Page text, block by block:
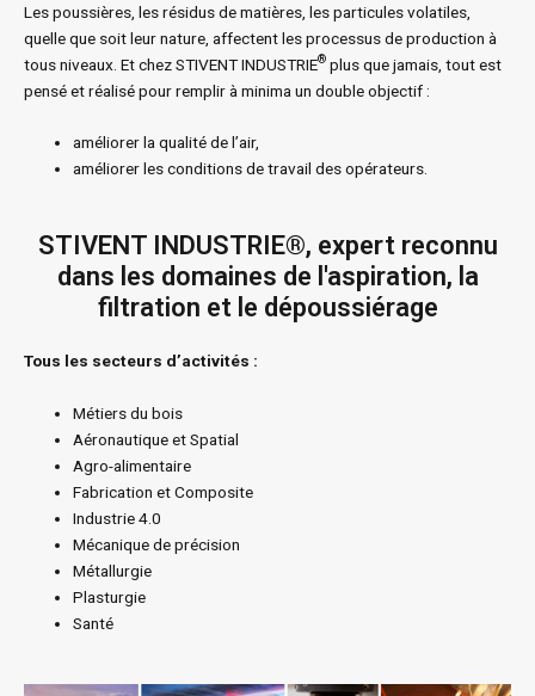
Les poussières, les résidus de matières, les particules volatiles,
quelle que soit leur nature, affectent les processus de production à
tous niveaux. Et chez STIVENT INDUSTRIE® plus que jamais, tout est
pensé et réalisé pour remplir à minima un double objectif :
améliorer la qualité de l’air,
améliorer les conditions de travail des opérateurs.
STIVENT INDUSTRIE®, expert reconnu
dans les domaines de l'aspiration, la
filtration et le dépoussiérage
Tous les secteurs d’activités :
Métiers du bois
Aéronautique et Spatial
Agro-alimentaire
Fabrication et Composite
Industrie 4.0
Mécanique de précision
Métallurgie
Plasturgie
Santé